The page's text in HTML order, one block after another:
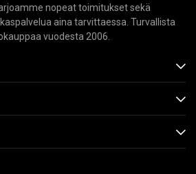
nopeat toimitukset sekä
aina tarvittaessa. Turvallista
vuodesta 2006.